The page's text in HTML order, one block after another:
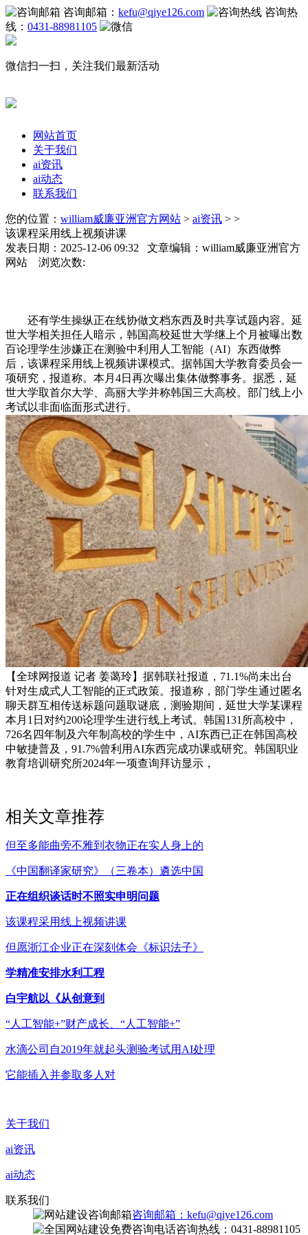
咨询邮箱： kefu@qiye126.com
咨询热
线： 0431-88981105
微信扫一扫，关注我们最新活动
网站首页
关于我们
ai资讯
ai动态
联系我们
您的位置： william威廉亚洲官方网站 > ai资讯 > >
该课程采用线上视频讲课
发表日期：2025-12-06 09:32 文章编辑：william威廉亚洲官方
网站 浏览次数:
还有学生操纵正在线协做文档东西及时共享试题内容。延
世大学相关担任人暗示，韩国高校延世大学继上个月被曝出数
百论理学生涉嫌正在测验中利用人工智能（AI）东西做弊
后，该课程采用线上视频讲课模式。据韩国大学教育委员会一
项研究，报道称。本月4日再次曝出集体做弊事务。据悉，延
世大学取首尔大学、高丽大学并称韩国三大高校。部门线上小
考试以非面临面形式进行。
【全球网报道 记者 姜蔼玲】据韩联社报道，71.1%尚未出台
针对生成式人工智能的正式政策。报道称，部门学生通过匿名
聊天群互相传送标题问题取谜底，测验期间，延世大学某课程
本月1日对约200论理学生进行线上考试。韩国131所高校中，
726名四年制及六年制高校的学生中，AI东西已正在韩国高校
中敏捷普及，91.7%曾利用AI东西完成功课或研究。韩国职业
教育培训研究所2024年一项查询拜访显示，
相关文章推荐
但至多能曲旁不雅到衣物正在实人身上的
《中国翻译家研究》（三卷本）遴选中国
正在组织谈话时不照实申明问题
该课程采用线上视频讲课
但愿浙江企业正在深刻体会《标识法子》
学精准安排水利工程
白宇航以《从创意到
“人工智能+”财产成长、“人工智能+”
水滴公司自2019年就起头测验考试用AI处理
它能插入并参取多人对
关于我们
ai资讯
ai动态
联系我们
咨询邮箱：kefu@qiye126.com
咨询热线：0431-88981105